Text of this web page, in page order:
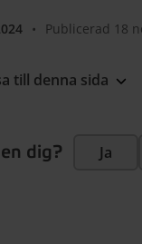
• Publicerad 18
till denna sida
dig? Ja